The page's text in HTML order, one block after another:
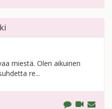
miestä. Olen aikuinen
re...